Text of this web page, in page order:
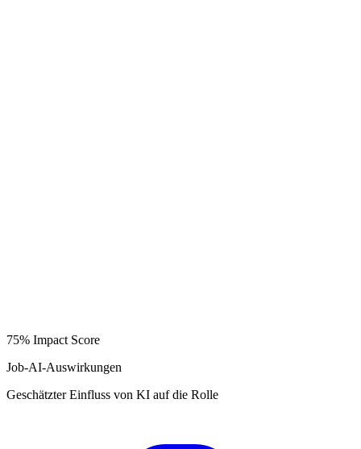
75% Impact Score
Job-AI-Auswirkungen
Geschätzter Einfluss von KI auf die Rolle